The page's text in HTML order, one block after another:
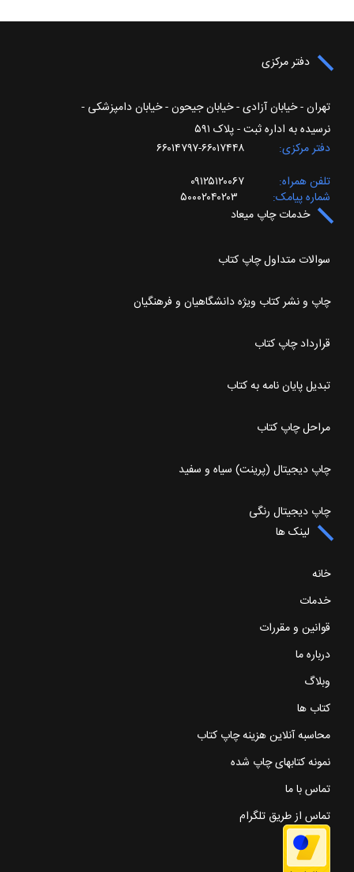
دفتر مرکزی
تهران - خیابان آزادی - خیابان جیحون - خیابان دامپزشکی -
نرسیده به اداره ثبت - پلاک ۵۹۱
دفتر مرکزی
۶۶۰۱۷۴۴۸-۶۶۰۱۴۷۹۷
تلفن همراه
۰۹۱۲۵۱۲۰۰۶۷
شماره پیامک
۵۰۰۰۲۰۴۰۲۰۳
خدمات چاپ میعاد
سوالات متداول چاپ کتاب
چاپ و نشر کتاب ویژه دانشگاهیان و فرهنگیان
قرارداد چاپ کتاب
تبدیل پایان نامه به کتاب
مراحل چاپ کتاب
چاپ دیجیتال (پرینت) سیاه و سفید
چاپ دیجیتال رنگی
لینک ها
خانه
خدمات
قوانین و مقررات
درباره ما
وبلاگ
کتاب ها
محاسبه آنلاین هزینه چاپ کتاب
نمونه کتابهای چاپ شده
تماس با ما
تماس از طریق تلگرام